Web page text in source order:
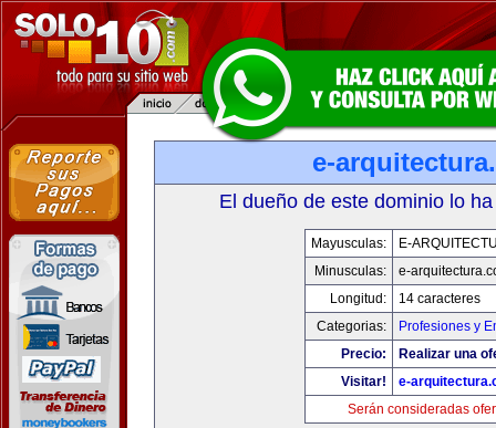
e-
El dueño de este dominio lo
Mayusculas:
E-
Minusculas:
e-
Longitud:
14 caracteres
Categorias:
Profesiones y
Precio:
Realizar una
Visitar!
e-
Serán consideradas